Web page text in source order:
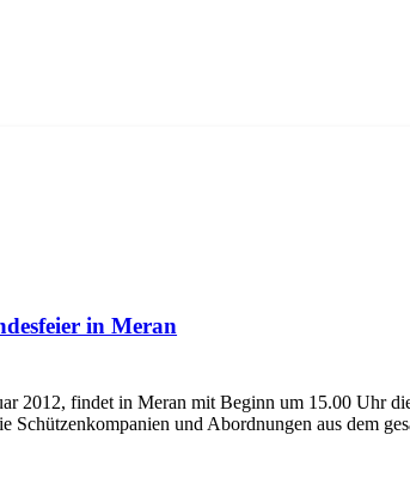
in Meran
2012, findet in Meran mit Beginn um 15.00 Uhr
Schützenkompanien und Abordnungen aus dem